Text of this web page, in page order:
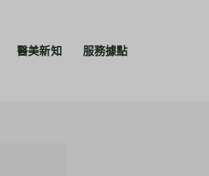
醫美新知 服務據點